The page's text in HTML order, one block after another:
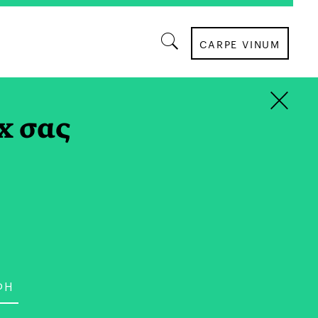
CARPE VINUM
σας
×